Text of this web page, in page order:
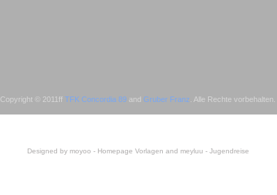
Copyright © 2011ff TFK Concordia 89 and Gruber Franz . Alle Rechte vorbehalten.
Designed by moyoo - Homepage Vorlagen and meyluu - Jugendreise